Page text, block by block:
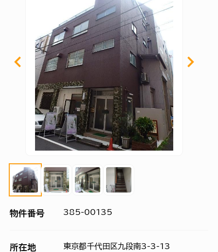
物件番号 385-00135
所在地 東京都千代田区九段南3-3-13